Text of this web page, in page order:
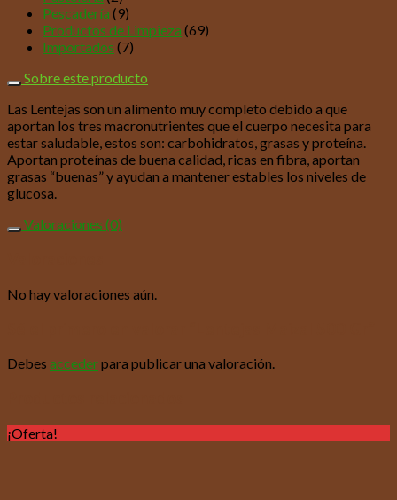
Pescadería (9)
Productos de Limpieza (69)
Importados (7)
Sobre este producto
Las Lentejas son un alimento muy completo debido a que
aportan los tres macronutrientes que el cuerpo necesita para
estar saludable, estos son: carbohidratos, grasas y proteína.
Aportan proteínas de buena calidad, ricas en fibra, aportan
grasas “buenas” y ayudan a mantener estables los niveles de
glucosa.
Valoraciones (0)
No hay valoraciones aún.
Debes accederpara publicar una valoración.
¡Oferta!